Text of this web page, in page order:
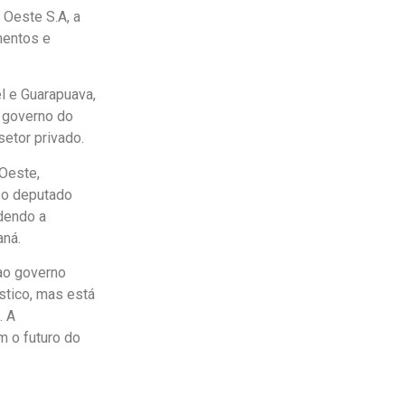
S.A, a
e
Guarapuava,
do
privado.
deputado
a
governo
mas está
A
o futuro do